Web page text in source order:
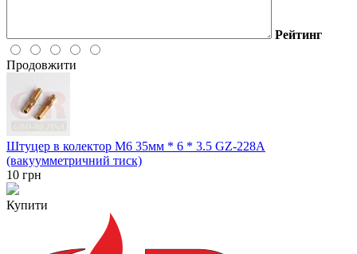
Рейтинг
Продовжити
Штуцер в колектор M6 35мм * 6 * 3.5 GZ-228A
(вакуумметричний тиск)
10 грн
Купити